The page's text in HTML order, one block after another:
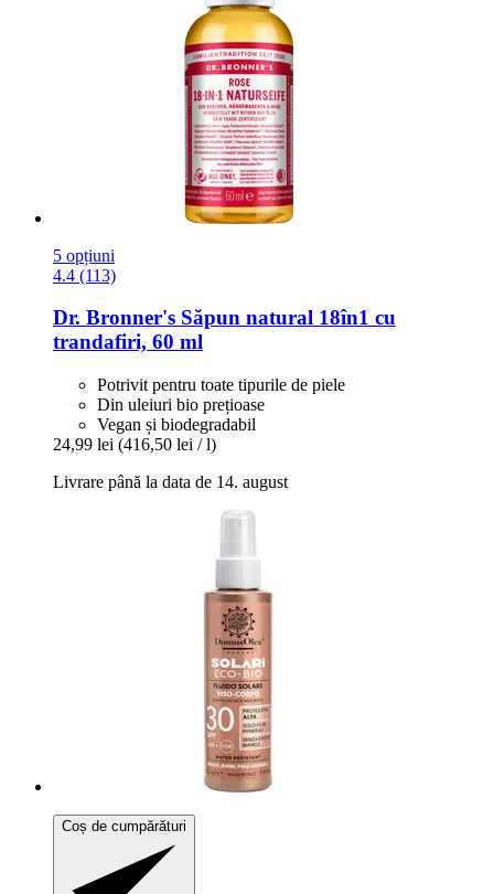
5 opțiuni
4.4 (113)
Dr. Bronner's Săpun natural 18în1 cu
trandafiri, 60 ml
Potrivit pentru toate tipurile de piele
Din uleiuri bio prețioase
Vegan și biodegradabil
24,99 lei (416,50 lei / l)
Livrare până la data de 14. august
Coș de cumpărături